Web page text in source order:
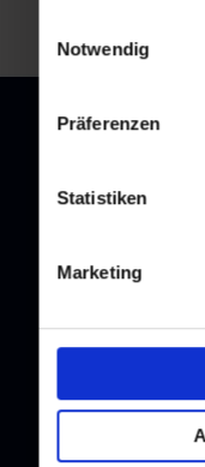
Nutzung der
Notwendig
Präferenzen
Statistiken
Marketing